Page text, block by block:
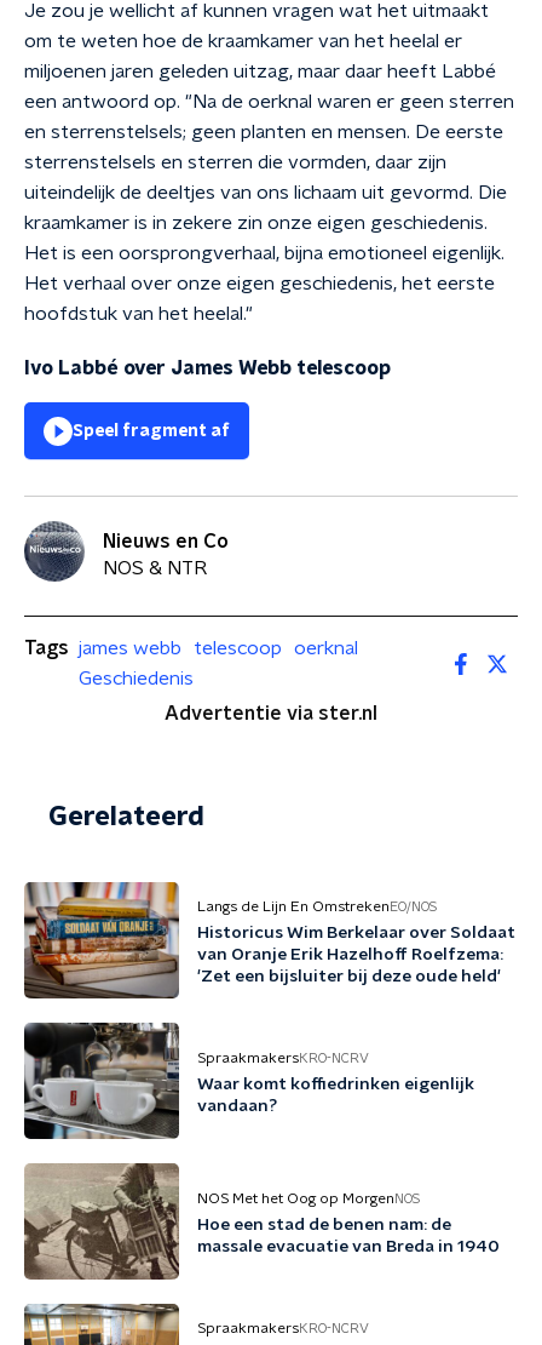
Je zou je wellicht af kunnen vragen wat het uitmaakt
om te weten hoe de kraamkamer van het heelal er
miljoenen jaren geleden uitzag, maar daar heeft Labbé
een antwoord op. "Na de oerknal waren er geen sterren
en sterrenstelsels; geen planten en mensen. De eerste
sterrenstelsels en sterren die vormden, daar zijn
uiteindelijk de deeltjes van ons lichaam uit gevormd. Die
kraamkamer is in zekere zin onze eigen geschiedenis.
Het is een oorsprongverhaal, bijna emotioneel eigenlijk.
Het verhaal over onze eigen geschiedenis, het eerste
hoofdstuk van het heelal."
Ivo Labbé over James Webb telescoop
Speel fragment af
Nieuws en Co
NOS & NTR
Tags james webb telescoop
oerknal
Geschiedenis
Advertentie via ster.nl
Gerelateerd
Langs de Lijn En Omstreken EO/NOS
Historicus Wim Berkelaar over Soldaat
van Oranje Erik Hazelhoff Roelfzema:
'Zet een bijsluiter bij deze oude held'
SpraakmakersKRO-NCRV
Waar komt koffiedrinken eigenlijk
vandaan?
NOS Met het Oog op Morgen NOS
Hoe een stad de benen nam: de
massale evacuatie van Breda in 1940
SpraakmakersKRO-NCRV